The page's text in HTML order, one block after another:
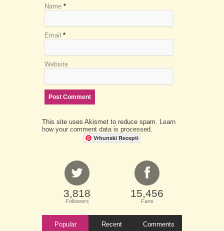
Name *
Email *
Website
This site uses Akismet to reduce spam. Learn
how your comment data is processed.
Vrhunski Recepti
3,818
Followers
15,456
Fans
Popular Recent Comments